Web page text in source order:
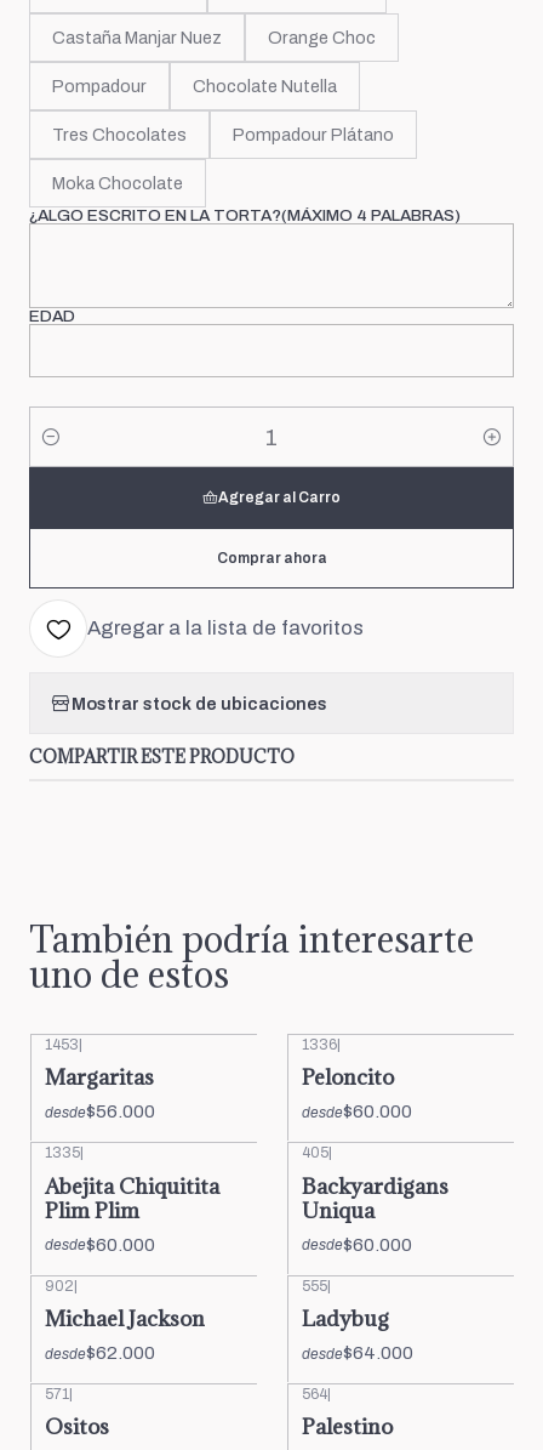
Castaña Manjar Nuez Orange Choc
Pompadour Chocolate Nutella
Tres Chocolates Pompadour Plátano
Moka Chocolate
¿ALGO ESCRITO EN LA TORTA?(MÁXIMO 4 PALABRAS)
EDAD
Cantidad
Agregar al Carro
Comprar ahora
Agregar a la lista de favoritos
Mostrar stock de ubicaciones
COMPARTIR ESTE PRODUCTO
También podría interesarte
uno de estos
1453
Margaritas
desde$56.000
1336
Peloncito
desde$60.000
1335
Abejita Chiquitita
Plim Plim
desde$60.000
405
Backyardigans
Uniqua
desde$60.000
902|
Michael Jackson
desde$62.000
555|
Ladybug
desde$64.000
571
Ositos
564
Palestino